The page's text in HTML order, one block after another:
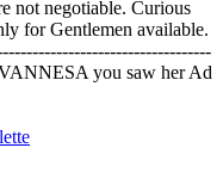
not negotiable. Curious
for Gentlemen available.
you saw her Ad